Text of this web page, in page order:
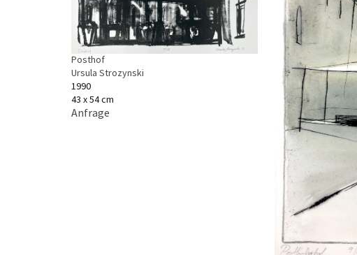
Posthof
Ursula Strozynski
1990
43 x 54 cm
Anfrage